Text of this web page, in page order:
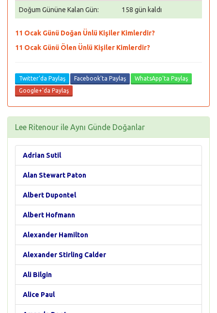
Doğum Gününe Kalan Gün: 158 gün kaldı
11 Ocak Günü Doğan Ünlü Kişiler Kimlerdir?
11 Ocak Günü Ölen Ünlü Kişiler Kimlerdir?
Twitter'da Paylaş Facebook'ta Paylaş
WhatsApp'ta Paylaş
Google+'da Paylaş
Lee Ritenour ile Aynı Günde Doğanlar
Adrian Sutil
Alan Stewart Paton
Albert Dupontel
Albert Hofmann
Alexander Hamilton
Alexander Stirling Calder
Ali Bilgin
Alice Paul